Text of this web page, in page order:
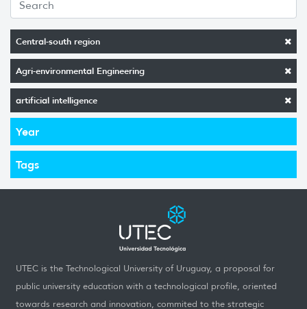
Central-south region
Agri-environmental Engineering
artificial intelligence
Year
Tags
UTEC is the Technological University of Uruguay, a proposal for
public university education with a technological profile, oriented
towards research and innovation, commited to the strategic